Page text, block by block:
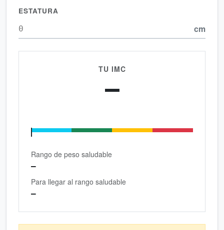
ESTATURA
cm
TU IMC
—
Rango de peso saludable
—
Para llegar al rango saludable
—